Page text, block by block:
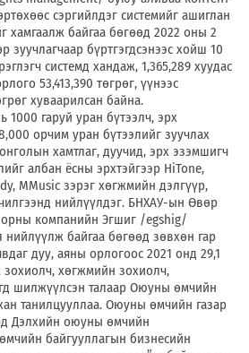
сэргийлдэг системийг ашиглан
хамгаалж байгаа бөгөөд 2022 оны 2
зуучлагчаар бүртгэгдсэнээс хойш 10
системд хандаж, 1,365,289 хуудас
53,413,390 төгрөг, үүнээс
хуваарилсан байна.
1000 гаруй уран бүтээлч, эрх
орчим уран бүтээлийг зуучлах
хамтлаг, дуучид, эрх эзэмшигч
албан ёсны эрхтэйгээр HiTone,
MMusic зэрэг хөгжмийн дэлгүүр,
нийлүүлдэг. БНХАУ-ын Өвөр
компанийн Эгшиг /egshig/
байгаа бөгөөд зөвхөн гар
дуу, аяны орлогоос 2021 онд 29,1
хөгжмийн зохиолч,
шилжүүлсэн талаар Оюуны өмчийн
танилцууллаа. Оюуны өмчийн газар
Дэлхийн оюуны өмчийн
байгууллагын бизнесийн